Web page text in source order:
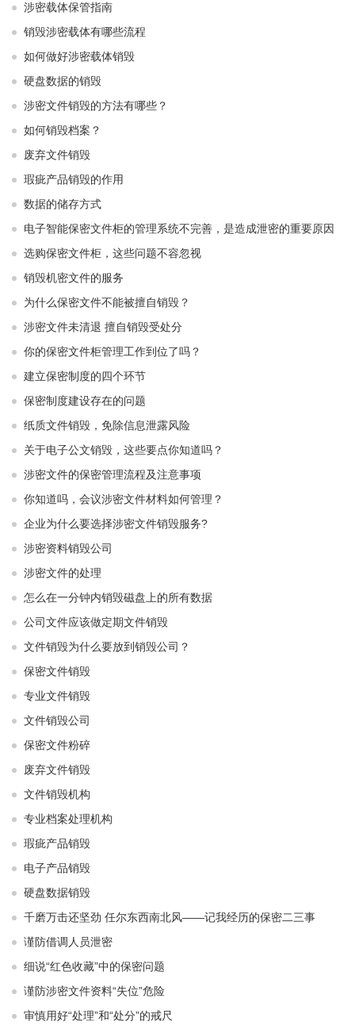
涉密载体保管指南
销毁涉密载体有哪些流程
如何做好涉密载体销毁
硬盘数据的销毁
涉密文件销毁的方法有哪些？
如何销毁档案？
废弃文件销毁
瑕疵产品销毁的作用
数据的储存方式
电子智能保密文件柜的管理系统不完善，是造成泄密的重要原因
选购保密文件柜，这些问题不容忽视
销毁机密文件的服务
为什么保密文件不能被擅自销毁？
涉密文件未清退 擅自销毁受处分
你的保密文件柜管理工作到位了吗？
建立保密制度的四个环节
保密制度建设存在的问题
纸质文件销毁，免除信息泄露风险
关于电子公文销毁，这些要点你知道吗？
涉密文件的保密管理流程及注意事项
你知道吗，会议涉密文件材料如何管理？
企业为什么要选择涉密文件销毁服务?
涉密资料销毁公司
涉密文件的处理
怎么在一分钟内销毁磁盘上的所有数据
公司文件应该做定期文件销毁
文件销毁为什么要放到销毁公司？
保密文件销毁
专业文件销毁
文件销毁公司
保密文件粉碎
废弃文件销毁
文件销毁机构
专业档案处理机构
瑕疵产品销毁
电子产品销毁
硬盘数据销毁
千磨万击还坚劲 任尔东西南北风——记我经历的保密二三事
谨防借调人员泄密
细说“红色收藏”中的保密问题
谨防涉密文件资料“失位”危险
审慎用好“处理”和“处分”的戒尺